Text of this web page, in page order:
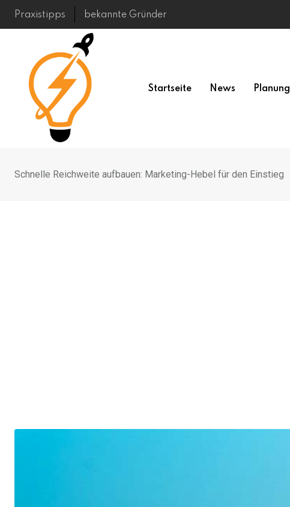
Skip
Praxistipps bekannte Gründer
Startseite News Planung
Schnelle Reichweite aufbauen: Marketing-Hebel für den Einstieg